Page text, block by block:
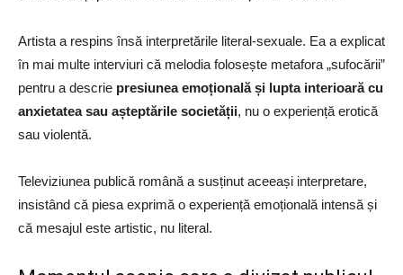
Artista a respins însă interpretările literal-sexuale. Ea a explicat
în mai multe interviuri că melodia folosește metafora „sufocării”
pentru a descrie presiunea emoțională și lupta interioară cu
anxietatea sau așteptările societății, nu o experiență erotică
sau violentă.
Televiziunea publică română a susținut aceeași interpretare,
insistând că piesa exprimă o experiență emoțională intensă și
că mesajul este artistic, nu literal.